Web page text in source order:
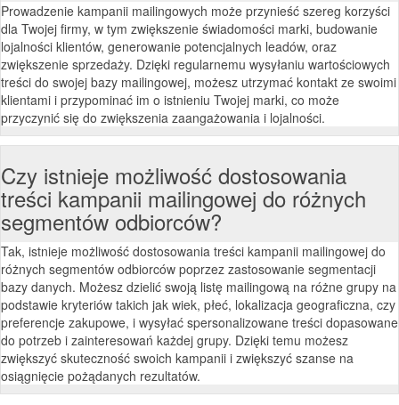
Prowadzenie kampanii mailingowych może przynieść szereg korzyści
dla Twojej firmy, w tym zwiększenie świadomości marki, budowanie
lojalności klientów, generowanie potencjalnych leadów, oraz
zwiększenie sprzedaży. Dzięki regularnemu wysyłaniu wartościowych
treści do swojej bazy mailingowej, możesz utrzymać kontakt ze swoimi
klientami i przypominać im o istnieniu Twojej marki, co może
przyczynić się do zwiększenia zaangażowania i lojalności.
Czy istnieje możliwość dostosowania
treści kampanii mailingowej do różnych
segmentów odbiorców?
Tak, istnieje możliwość dostosowania treści kampanii mailingowej do
różnych segmentów odbiorców poprzez zastosowanie segmentacji
bazy danych. Możesz dzielić swoją listę mailingową na różne grupy na
podstawie kryteriów takich jak wiek, płeć, lokalizacja geograficzna, czy
preferencje zakupowe, i wysyłać spersonalizowane treści dopasowane
do potrzeb i zainteresowań każdej grupy. Dzięki temu możesz
zwiększyć skuteczność swoich kampanii i zwiększyć szanse na
osiągnięcie pożądanych rezultatów.